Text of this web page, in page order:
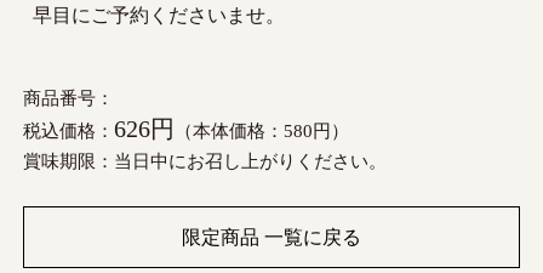
早目にご予約くださいませ。
商品番号：
税込価格： 626円
（本体価格：580円）
賞味期限：当日中にお召し上がりください。
限定商品 一覧に戻る